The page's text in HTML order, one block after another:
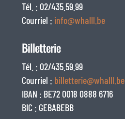
Tél. : 02/435.59.99
Courriel : info@whalll.be
Billetterie
Tél. : 02/435.59.99
Courriel : billetterie@whalll.be
IBAN : BE72 0018 0888 6716
BIC : GEBABEBB